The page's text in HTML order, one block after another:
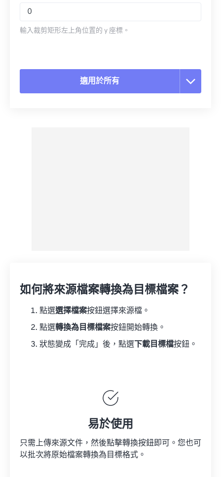
輸入裁剪矩形左上角位置的 y 座標。
適用於所有
如何將來源檔案轉換為目標檔案？
點選選擇檔案按鈕選擇來源檔。
點選轉換為目標檔案按鈕開始轉換。
狀態變成「完成」後，點選 下載目標檔按鈕。
易於使用
只需上傳來源文件，然後點擊轉換按鈕即可。您也可
以批次將原始檔案轉換為目標格式。